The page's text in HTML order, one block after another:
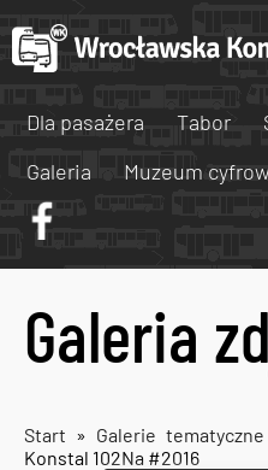
Dla pasażera Tabor
Galeria
Muzeum
Galeria
Start » Galerie tematyczne
Konstal 102Na #2016